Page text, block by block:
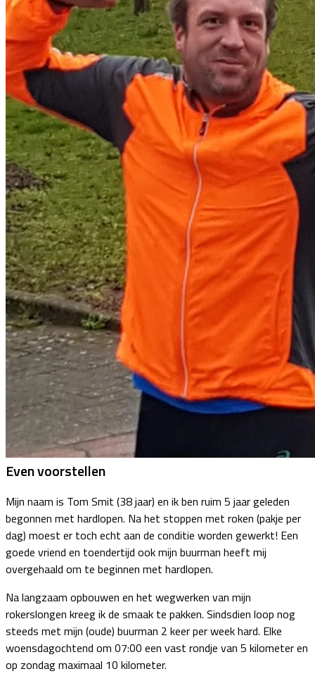
Even voorstellen
Mijn naam is Tom Smit (38 jaar) en ik ben ruim 5 jaar geleden
begonnen met hardlopen. Na het stoppen met roken (pakje per
dag) moest er toch echt aan de conditie worden gewerkt! Een
goede vriend en toendertijd ook mijn buurman heeft mij
overgehaald om te beginnen met hardlopen.
Na langzaam opbouwen en het wegwerken van mijn
rokerslongen kreeg ik de smaak te pakken. Sindsdien loop nog
steeds met mijn (oude) buurman 2 keer per week hard. Elke
woensdagochtend om 07:00 een vast rondje van 5 kilometer en
op zondag maximaal 10 kilometer.